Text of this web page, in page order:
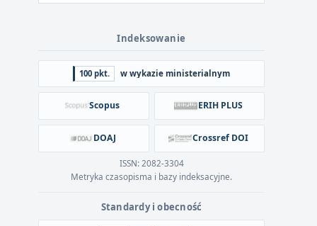
Indeksowanie
100 pkt. w wykazie ministerialnym
Scopus ERIH PLUS
DOAJ Crossref DOI
ISSN: 2082-3304
Metryka czasopisma i bazy indeksacyjne.
Standardy i obecność